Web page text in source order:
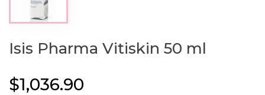
Isis Pharma Vitiskin 50 ml
$1,036.90